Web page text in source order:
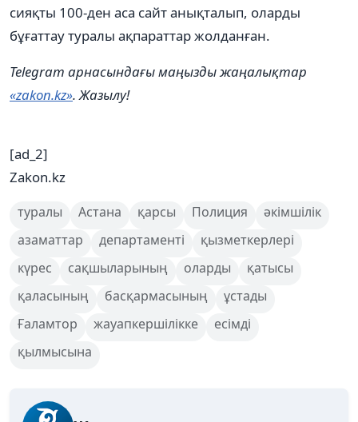
сияқты 100-ден аса сайт анықталып, оларды
бұғаттау туралы ақпараттар жолданған.
Telegram арнасындағы маңызды жаңалықтар
«zakon.kz». Жазылу!
[ad_2]
Zakon.kz
туралы Астана қарсы Полиция
әкімшілік
азаматтар
департаменті
қызметкерлері
күрес
сақшыларының оларды
қатысы
қаласының
басқармасының
ұстады
Ғаламтор
жауапкершілікке
есімді
қылмысына